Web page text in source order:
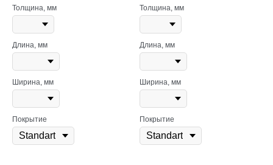
Толщина, мм
Длина, мм
Ширина, мм
Покрытие
Толщина, мм
Длина, мм
Ширина, мм
Покрытие